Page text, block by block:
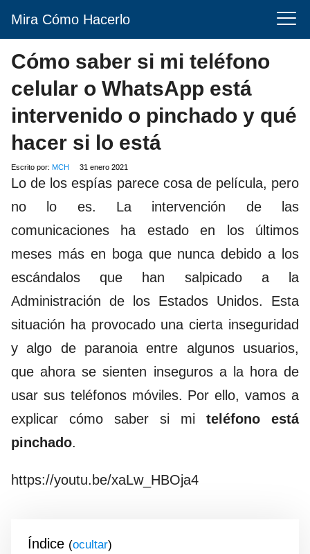
Mira Cómo Hacerlo
Cómo saber si mi teléfono
celular o WhatsApp está
intervenido o pinchado y qué
hacer si lo está
Escrito por: MCH 31 enero 2021
Lo de los espías parece cosa de película, pero
no lo es. La intervención de las
comunicaciones ha estado en los últimos
meses más en boga que nunca debido a los
escándalos que han salpicado a la
Administración de los Estados Unidos. Esta
situación ha provocado una cierta inseguridad
y algo de paranoia entre algunos usuarios,
que ahora se sienten inseguros a la hora de
usar sus teléfonos móviles. Por ello, vamos a
explicar cómo saber si mi teléfono está
pinchado.
https://youtu.be/xaLw_HBOja4
Índice ( )